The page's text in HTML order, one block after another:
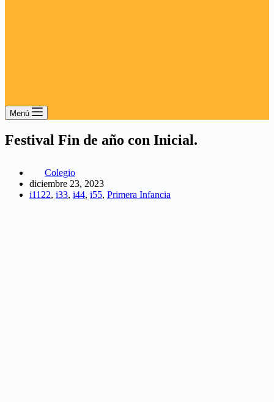
Menú
Festival Fin de año con Inicial.
Colegio
diciembre 23, 2023
i1122, i33, i44, i55, Primera Infancia